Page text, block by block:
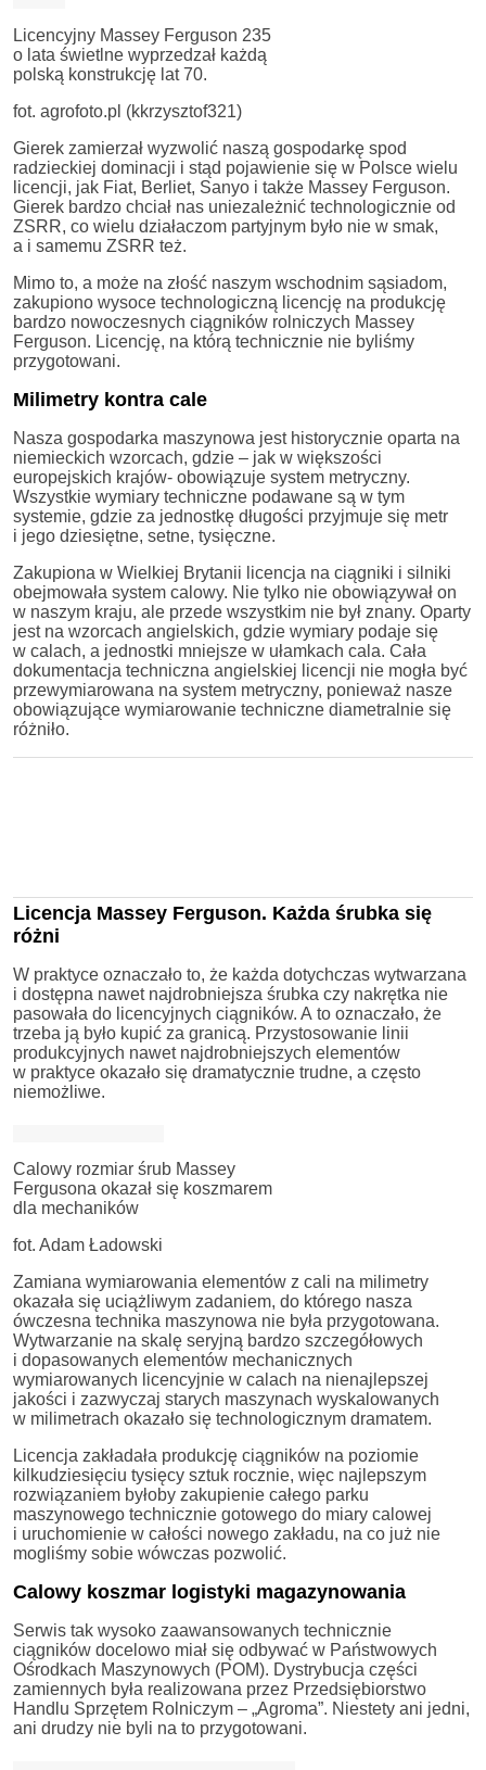
Licencyjny Massey Ferguson 235
o lata świetlne wyprzedzał każdą
polską konstrukcję lat 70.
fot. agrofoto.pl (kkrzysztof321)
Gierek zamierzał wyzwolić naszą gospodarkę spod
radzieckiej dominacji i stąd pojawienie się w Polsce wielu
licencji, jak Fiat, Berliet, Sanyo i także Massey Ferguson.
Gierek bardzo chciał nas uniezależnić technologicznie od
ZSRR, co wielu działaczom partyjnym było nie w smak,
a i samemu ZSRR też.
Mimo to, a może na złość naszym wschodnim sąsiadom,
zakupiono wysoce technologiczną licencję na produkcję
bardzo nowoczesnych ciągników rolniczych Massey
Ferguson. Licencję, na którą technicznie nie byliśmy
przygotowani.
Milimetry kontra cale
Nasza gospodarka maszynowa jest historycznie oparta na
niemieckich wzorcach, gdzie – jak w większości
europejskich krajów- obowiązuje system metryczny.
Wszystkie wymiary techniczne podawane są w tym
systemie, gdzie za jednostkę długości przyjmuje się metr
i jego dziesiętne, setne, tysięczne.
Zakupiona w Wielkiej Brytanii licencja na ciągniki i silniki
obejmowała system calowy. Nie tylko nie obowiązywał on
w naszym kraju, ale przede wszystkim nie był znany. Oparty
jest na wzorcach angielskich, gdzie wymiary podaje się
w calach, a jednostki mniejsze w ułamkach cala. Cała
dokumentacja techniczna angielskiej licencji nie mogła być
przewymiarowana na system metryczny, ponieważ nasze
obowiązujące wymiarowanie techniczne diametralnie się
różniło.
Licencja Massey Ferguson. Każda śrubka się
różni
W praktyce oznaczało to, że każda dotychczas wytwarzana
i dostępna nawet najdrobniejsza śrubka czy nakrętka nie
pasowała do licencyjnych ciągników. A to oznaczało, że
trzeba ją było kupić za granicą. Przystosowanie linii
produkcyjnych nawet najdrobniejszych elementów
w praktyce okazało się dramatycznie trudne, a często
niemożliwe.
Calowy rozmiar śrub Massey
Fergusona okazał się koszmarem
dla mechaników
fot. Adam Ładowski
Zamiana wymiarowania elementów z cali na milimetry
okazała się uciążliwym zadaniem, do którego nasza
ówczesna technika maszynowa nie była przygotowana.
Wytwarzanie na skalę seryjną bardzo szczegółowych
i dopasowanych elementów mechanicznych
wymiarowanych licencyjnie w calach na nienajlepszej
jakości i zazwyczaj starych maszynach wyskalowanych
w milimetrach okazało się technologicznym dramatem.
Licencja zakładała produkcję ciągników na poziomie
kilkudziesięciu tysięcy sztuk rocznie, więc najlepszym
rozwiązaniem byłoby zakupienie całego parku
maszynowego technicznie gotowego do miary calowej
i uruchomienie w całości nowego zakładu, na co już nie
mogliśmy sobie wówczas pozwolić.
Calowy koszmar logistyki magazynowania
Serwis tak wysoko zaawansowanych technicznie
ciągników docelowo miał się odbywać w Państwowych
Ośrodkach Maszynowych (POM). Dystrybucja części
zamiennych była realizowana przez Przedsiębiorstwo
Handlu Sprzętem Rolniczym – „Agroma”. Niestety ani jedni,
ani drudzy nie byli na to przygotowani.